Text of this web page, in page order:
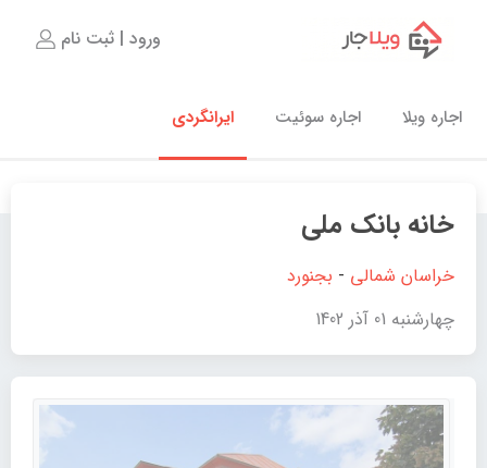
اجاره ویلا اجاره سوئیت ایرانگردی
ورود | ثبت نام
خانه بانک ملی
خراسان شمالی - بجنورد
چهارشنبه 01 آذر 1402